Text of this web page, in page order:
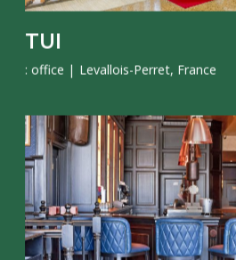
TUI
: office | Levallois-Perret, France